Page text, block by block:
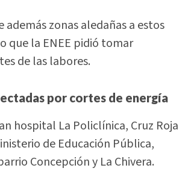
además zonas aledañas a estos
que la ENEE pidió tomar
de las labores.
por cortes de energía
hospital La Policlínica, Cruz Roja
de Educación Pública,
Concepción y La Chivera.